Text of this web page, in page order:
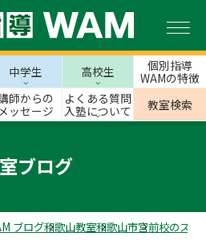
中学生 高校生
個別指導
WAMの特徴
師からの
メッセージ
よくある質問
入塾について
教室検索
ブログ
ブログ和歌山教室和歌山市宮前校のスタ